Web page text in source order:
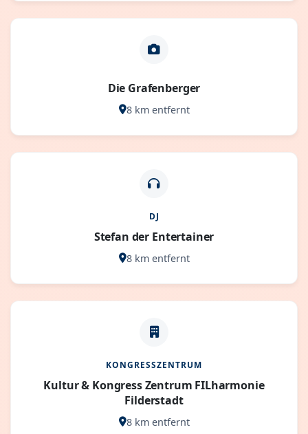
Die Grafenberger
8 km entfernt
DJ
Stefan der Entertainer
8 km entfernt
KONGRESSZENTRUM
Kultur & Kongress Zentrum FILharmonie
Filderstadt
8 km entfernt